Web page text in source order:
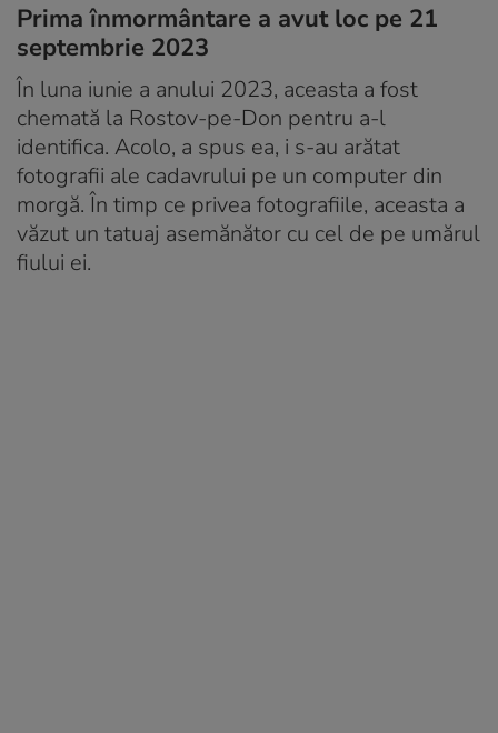
Prima înmormântare a avut loc pe 21
septembrie 2023
În luna iunie a anului 2023, aceasta a fost
chemată la Rostov-pe-Don pentru a-l
identifica. Acolo, a spus ea, i s-au arătat
fotografii ale cadavrului pe un computer din
morgă. În timp ce privea fotografiile, aceasta a
văzut un tatuaj asemănător cu cel de pe umărul
fiului ei.